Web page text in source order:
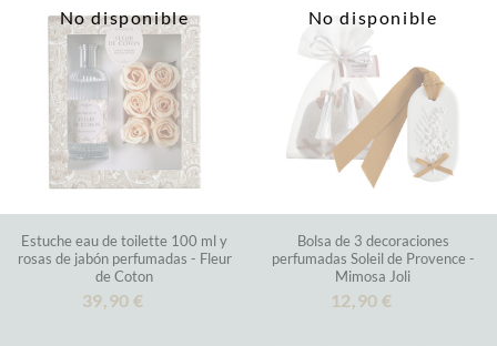
No disponible
Estuche eau de toilette 100 ml y
rosas de jabón perfumadas - Fleur
de Coton
39,90 €
No disponible
Bolsa de 3 decoraciones
perfumadas Soleil de Provence -
Mimosa Joli
12,90 €